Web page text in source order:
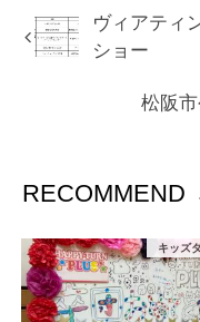
ヴィアティ
ショー
松阪
RECOMMEND
キッズ